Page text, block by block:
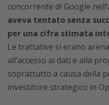
concorrente di Google
aveva tentato senza
per una cifra stimata
Le trattative si erano
all’accesso ai dati e alla
soprattutto a causa della
investitore strategico in